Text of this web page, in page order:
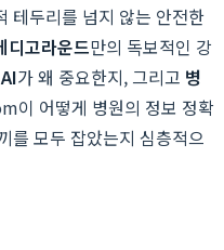
테두리를 넘지 않는 안전한
디고라운드만의 독보적인 강
가 왜 중요한지, 그리고 병
이 어떻게 병원의 정보 정확
를 모두 잡았는지 심층적으